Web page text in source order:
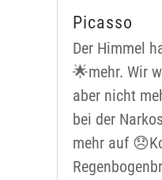
Picasso
Der Himmel
🌟mehr. Wir
aber nicht
bei der
mehr auf